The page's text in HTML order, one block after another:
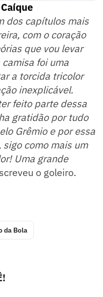
dos capítulos mais
com o coração
que vou levar
foi uma
a torcida tricolor
inexplicável.
feito parte dessa
gratidão por tudo
Grêmio e por essa
como mais um
Uma grande
o goleiro.
da Bola